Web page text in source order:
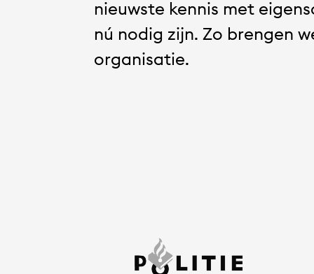
online
check
nieuwste kennis met
nú nodig zijn. Zo brengen
organisatie.